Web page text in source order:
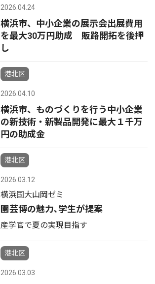
2026.04.24
横浜市、中小企業の展示会出展費用
を最大30万円助成 販路開拓を後押
し
港北区
2026.04.10
横浜市、ものづくりを行う中小企業
の新技術・新製品開発に最大１千万
円の助成金
港北区
2026.03.12
横浜国大山岡ゼミ
園芸博の魅力､学生が提案
産学官で夏の実現目指す
港北区
2026.03.03